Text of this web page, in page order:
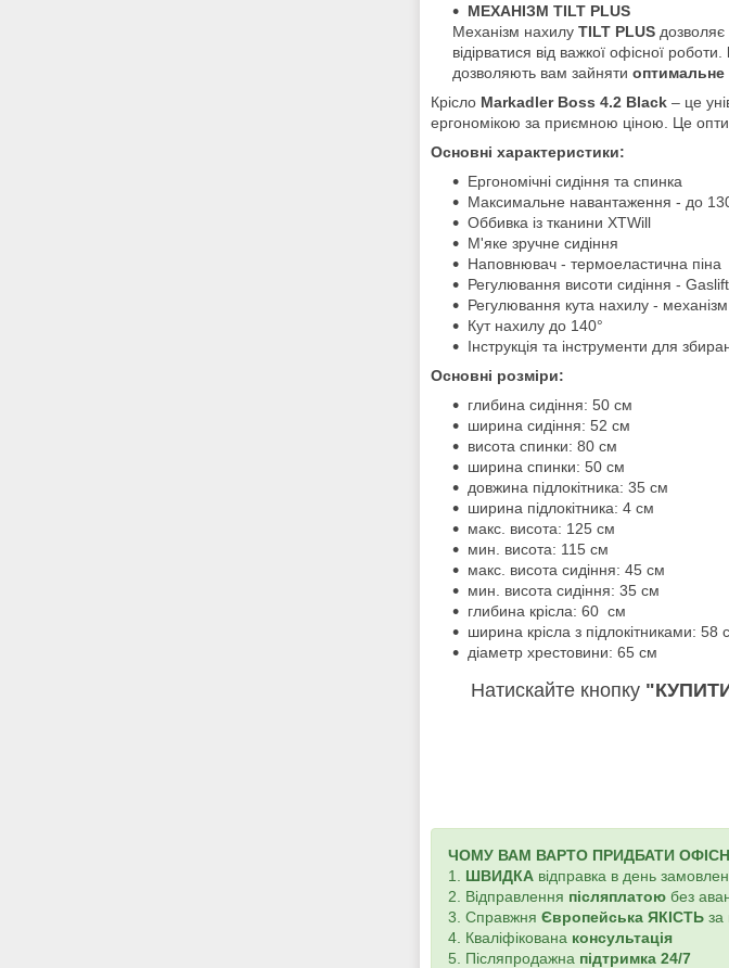
МЕХАНІЗМ TILT PLUS
Механізм нахилу TILT PLUS дозволяє
відірватися від важкої офісної роботи.
дозволяють вам зайняти оптимальне
Крісло Markadler Boss 4.2 Black – це
ергономікою за приємною ціною. Це
Основні характеристики:
Ергономічні сидіння та спинка
Максимальне навантаження - до 130
Оббивка із тканини XTWill
М'яке зручне сидіння
Наповнювач - термоеластична піна
Регулювання висоти сидіння -
Регулювання кута нахилу -
Кут нахилу до 140°
Інструкція та інструменти для
Основні розміри:
глибина сидіння: 50 см
ширина сидіння: 52 см
висота спинки: 80 см
ширина спинки: 50 см
довжина підлокітника: 35 см
ширина підлокітника: 4 см
макс. висота: 125 см
мин. висота: 115 см
макс. висота сидіння: 45 см
мин. висота сидіння: 35 см
глибина крісла: 60 см
ширина крісла з підлокітниками: 58
діаметр хрестовини: 65 см
Натискайте кнопку
ЧОМУ ВАМ ВАРТО ПРИДБАТИ
1. ШВИДКА відправка в день
2. Відправлення післяплатою без
3. Справжня Європейська ЯКІСТЬ за
4. Кваліфікована консультація
5. Післяпродажна підтримка 24/7